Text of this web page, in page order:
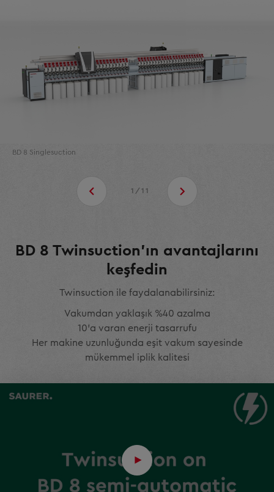
BD 8 Singlesuction
1/11
BD 8 Twinsuction'ın avantajlarını
keşfedin
Twinsuction ile faydalanabilirsiniz:
Vakumdan yaklaşık %40 azalma
10'a varan enerji tasarrufu
Her makine uzunluğunda eşit vakum sayesinde
mükemmel iplik kalitesi